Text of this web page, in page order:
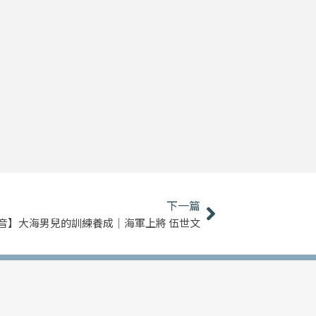
下一篇
】大海男兒的訓練養成｜海軍上將 伍世文
下一篇